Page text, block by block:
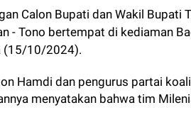
Calon Bupati dan Wakil Bupati
- Tono bertempat di kediaman
(15/10/2024).
Hamdi dan pengurus partai
menyatakan bahwa tim